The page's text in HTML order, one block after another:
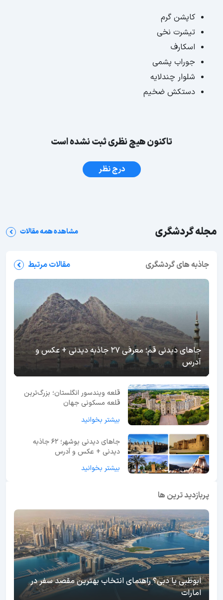
کاپشن گرم
تیشرت نخی
اسکارف
جوراب پشمی
شلوار چندلایه
دستکش ضخیم
تاکنون هیچ نظری ثبت نشده است
درج نظر
مجله گردشگری مشاهده همه مقالات
جاذبه های گردشگری مقالات مرتبط
جاهای دیدنی قم؛ معرفی 27 جاذبه دیدنی + عکس و
آدرس
قلعه ویندسور انگلستان؛ بزرگ‌ترین
قلعه مسکونی جهان
بیشتر بخوانید
جاهای دیدنی بوشهر؛ 62 جاذبه
دیدنی + عکس و آدرس
بیشتر بخوانید
پربازدید ترین ها
ابوظبی یا دبی؟ راهنمای انتخاب بهترین مقصد سفر در
امارات